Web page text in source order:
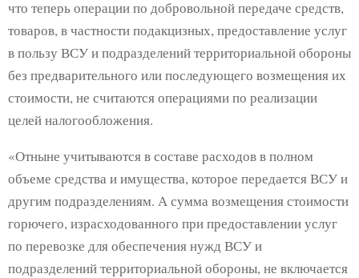
что теперь операции по добровольной передаче средств,
товаров, в частности подакцизных, предоставление услуг
в пользу ВСУ и подразделений территориальной обороны
без предварительного или последующего возмещения их
стоимости, не считаются операциями по реализации
целей налогообложения.
«Отныне учитываются в составе расходов в полном
объеме средства и имущества, которое передается ВСУ и
другим подразделениям. А сумма возмещения стоимости
горючего, израсходованного при предоставлении услуг
по перевозке для обеспечения нужд ВСУ и
подразделений территориальной обороны, не включается